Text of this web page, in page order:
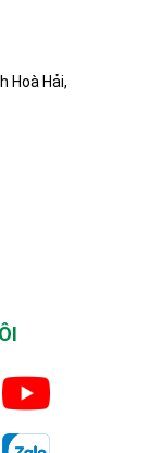
Hoà Hải,